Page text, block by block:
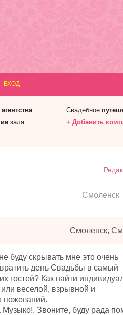
ВХОД
агентства
зала
Свадебное
+ Добавить
Смоленск
Смоленск,
буду скрывать мне это очень
день Свадьбы в самый
гостей? Как найти
веселой, взрывной и
пожеланий.
Звоните, буду рада